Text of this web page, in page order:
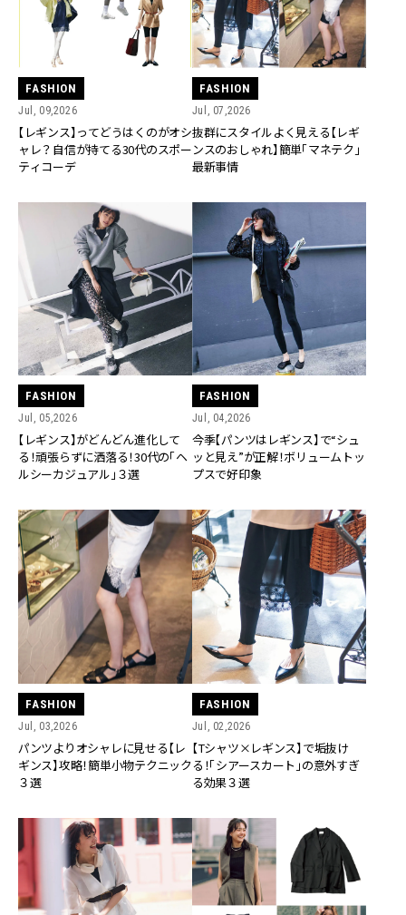
FASHION
Jul, 09,2026
【レギンス】ってどうはくのがオシ
ャレ？自信が持てる30代のスポー
ティコーデ
FASHION
Jul, 07,2026
抜群にスタイルよく見える【レギ
ンスのおしゃれ】簡単「マネテク」
最新事情
FASHION
Jul, 05,2026
【レギンス】がどんどん進化して
る！頑張らずに洒落る！30代の「ヘ
ルシーカジュアル」３選
FASHION
Jul, 04,2026
今季【パンツはレギンス】で“シュ
ッと見え”が正解！ボリュームトッ
プスで好印象
FASHION
Jul, 03,2026
パンツよりオシャレに見せる【レ
ギンス】攻略！簡単小物テクニック
３選
FASHION
Jul, 02,2026
【Tシャツ×レギンス】で垢抜け
る！「シアースカート」の意外すぎ
る効果３選